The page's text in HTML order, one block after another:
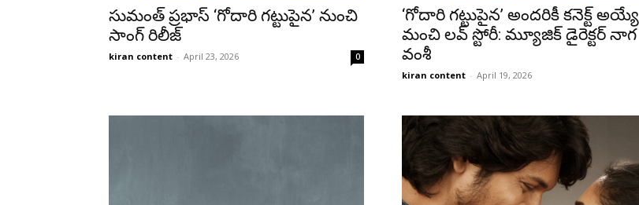
సుమంత్ ప్రభాస్ ‘గోదారి గట్టుపైన’ నుంచి
సాంగ్ రిలీజ్
kiran content - April 23, 2026 0
‘గోదారి గట్టుపైన’ అందరికీ కనెక్ట్ అయ్యే
మంచి లవ్ స్టోరీ: మ్యూజిక్ డైరెక్టర్ నాగ
వంశీ
kiran content - April 19, 2026